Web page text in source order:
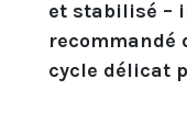
et stabilisé –
recommandé
cycle délicat